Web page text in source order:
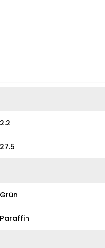
2.2
27.5
Grün
Paraffin